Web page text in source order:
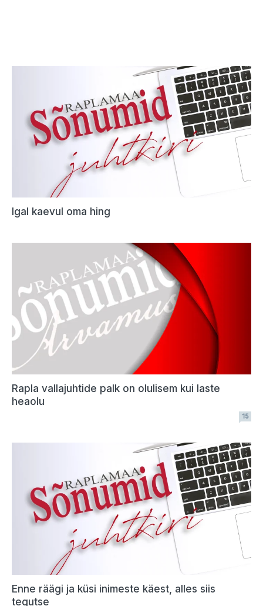
Igal kaevul oma hing
Rapla vallajuhtide palk on olulisem kui laste
heaolu
15
Enne räägi ja küsi inimeste käest, alles siis
tegutse